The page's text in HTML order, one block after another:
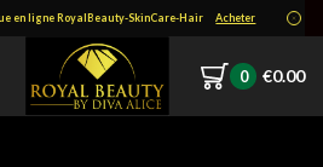
en ligne RoyalBeauty-SkinCare-Hair Acheter
0 €0.00